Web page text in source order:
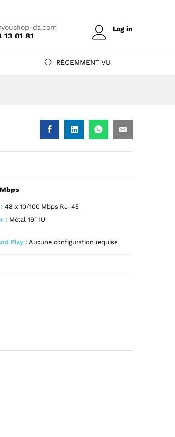
dz.com
13 01 81
Log in
RÉCEMMENT VU
— YouShop DZ
Mbps — YouShop DZ
48 x 10/100 Mbps RJ-45
: Métal 19″ 1U
Play : Aucune configuration requise